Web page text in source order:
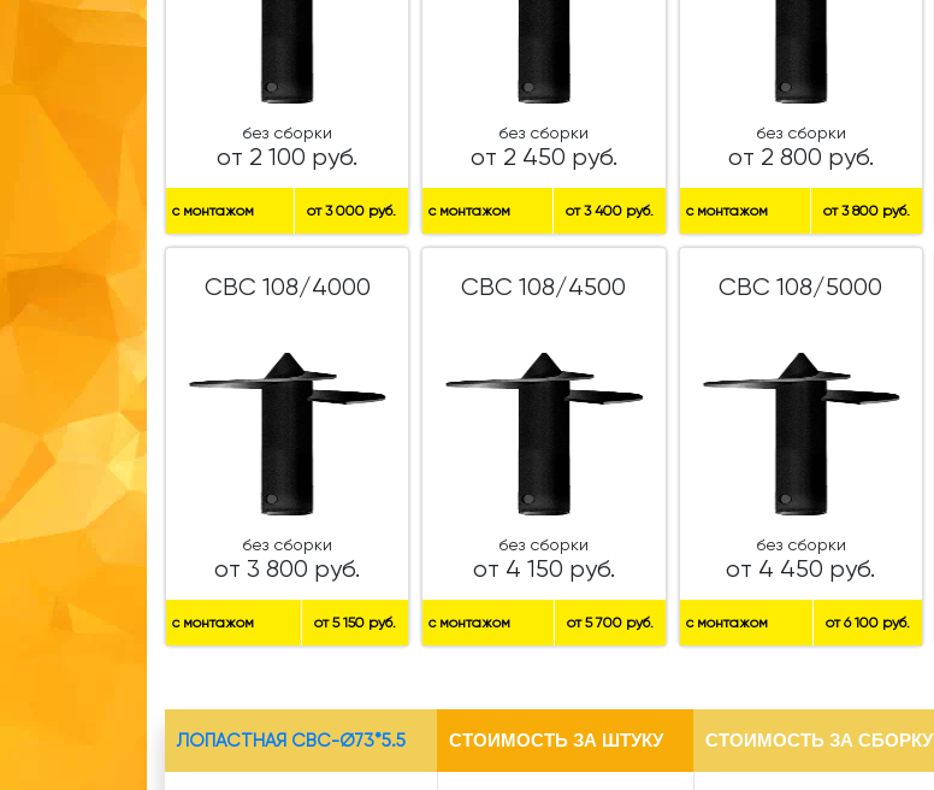
без сборки
от 2 100 руб.
с монтажом от 3 000 руб.
без сборки
от 2 450 руб.
с монтажом от 3 400 руб.
без сборки
от 2 800 руб.
с монтажом от 3 800 руб.
СВС 108/4000
без сборки
от 3 800 руб.
с монтажом от 5 150 руб.
СВС 108/4500
без сборки
от 4 150 руб.
с монтажом от 5 700 руб.
СВС 108/5000
без сборки
от 4 450 руб.
с монтажом от 6 100 руб.
ЛОПАСТНАЯ СВС-Ø73*5.5 СТОИМОСТЬ ЗА ШТУКУ СТОИМОСТЬ ЗА СБОРКУ